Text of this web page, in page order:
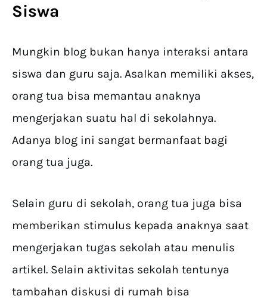
Siswa
Mungkin blog bukan hanya interaksi antara
siswa dan guru saja. Asalkan memiliki akses,
orang tua bisa memantau anaknya
mengerjakan suatu hal di sekolahnya.
Adanya blog ini sangat bermanfaat bagi
orang tua juga.
Selain guru di sekolah, orang tua juga bisa
memberikan stimulus kepada anaknya saat
mengerjakan tugas sekolah atau menulis
artikel. Selain aktivitas sekolah tentunya
tambahan diskusi di rumah bisa